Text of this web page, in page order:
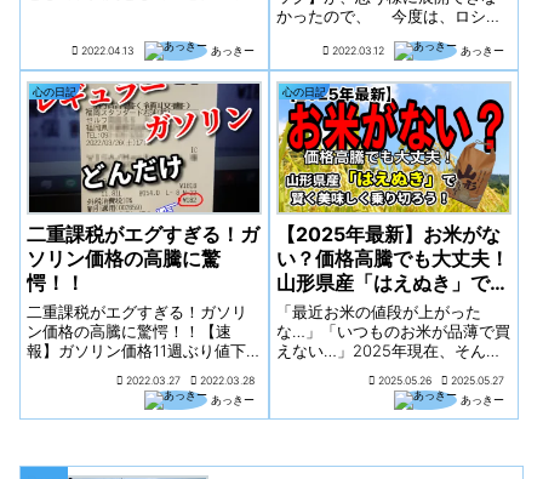
2022.04.13 あっきー
かったので、 今度は、ロシア
オ。 ロシアvsウクライナ
（NATO） マスゴミの垂れ流
す侵攻動画では、誰ぁ～もマス
クなんかしちゃいませんよ。 今
回も...
2022.03.12 あっきー
心の日記
二重課税がエグすぎる！ガ
ソリン価格の高騰に驚
愕！！
二重課税がエグすぎる！ガソリ
ン価格の高騰に驚愕！！【速
報】ガソリン価格11週ぶり値下
補助金効果【速報】ガソリン価
格11週ぶり値下がり 174円60
2022.03.27
2022.03.28
あっきー
心の日記
【2025年最新】お米がな
い？価格高騰でも大丈夫！
山形県産「はえぬき」で賢
く美味しく乗り切ろう！
「最近お米の値段が上がった
な…」「いつものお米が品薄で買
えない…」2025年現在、そんな
はないでしょうか。しかし、こ
んな時だからこそ、賢くお米を
すめしたいのが、山形県が生ん
2025.05.26
2025.05.27
あっきー